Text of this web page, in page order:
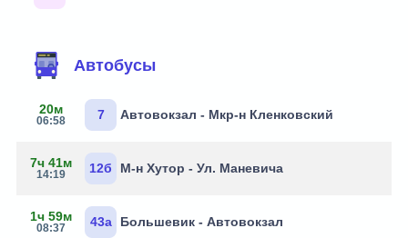
Автобусы
20м
06:58 7 Автовокзал - Мкр-н Кленковский
7ч 41м
14:19 12б М-н Хутор - Ул. Маневича
1ч 59м
08:37 43а Большевик - Автовокзал